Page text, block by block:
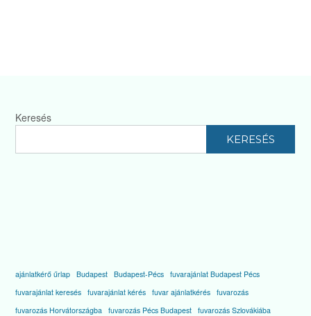
Keresés
KERESÉS
ajánlatkérő űrlap Budapest Budapest-Pécs fuvarajánlat Budapest Pécs
fuvarajánlat keresés fuvarajánlat kérés fuvar ajánlatkérés fuvarozás
fuvarozás Horvátországba fuvarozás Pécs Budapest fuvarozás Szlovákiába